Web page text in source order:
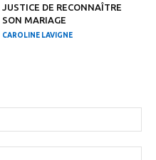
JUSTICE DE RECONNAÎTRE
SON MARIAGE
CAROLINE LAVIGNE
: